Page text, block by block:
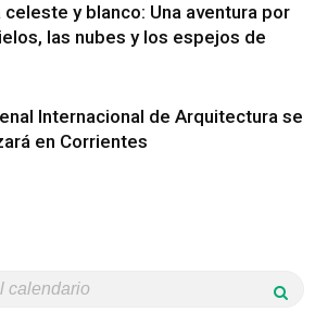
celeste y blanco: Una aventura por
las nubes y los espejos de
Internacional de Arquitectura se
en Corrientes